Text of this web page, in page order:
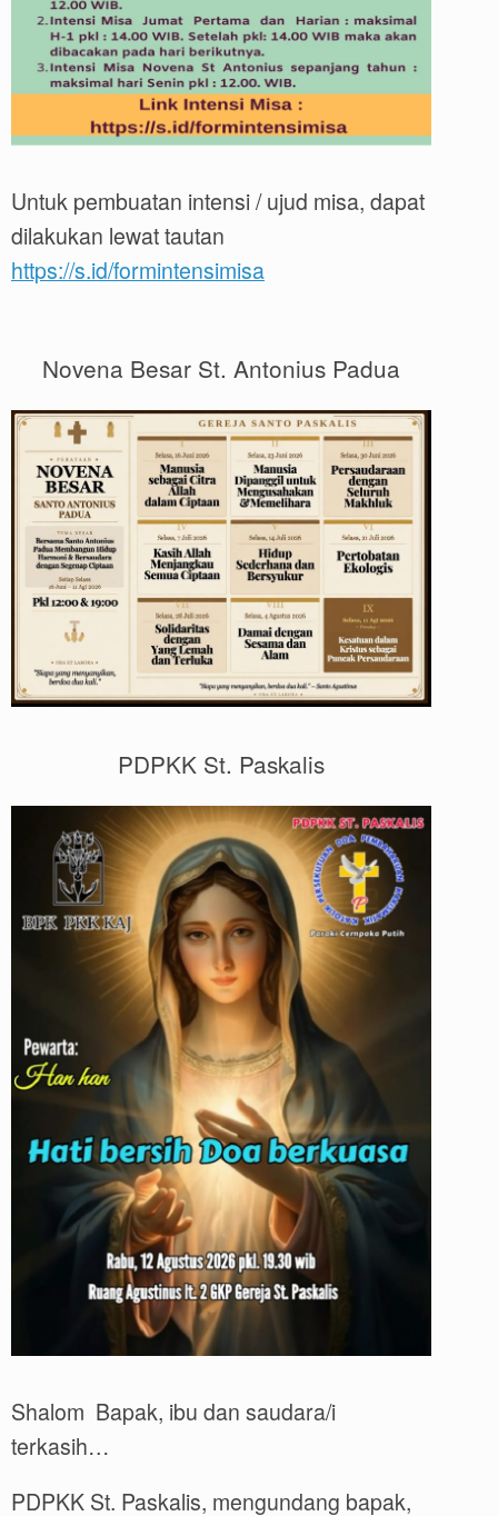
Untuk pembuatan intensi / ujud misa, dapat
dilakukan lewat tautan
https://s.id/formintensimisa
Novena Besar St. Antonius Padua
PDPKK St. Paskalis
Shalom Bapak, ibu dan saudara/i
terkasih…
PDPKK St. Paskalis, mengundang bapak,